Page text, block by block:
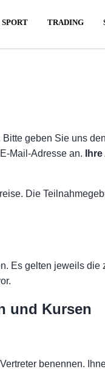
SPORT(CURRENT)
TRADING
geben Sie uns
Mail-Adresse an.
Die
Es gelten jeweils die
und Kursen
benennen.